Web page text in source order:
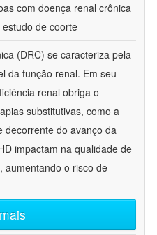
com doença renal crônica
de coorte
(DRC) se caracteriza pela
da função renal. Em seu
renal obriga o
substitutivas, como a
decorrente do avanço da
impactam na qualidade de
aumentando o risco de